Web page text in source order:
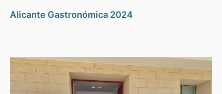
Alicante Gastronómica 2024